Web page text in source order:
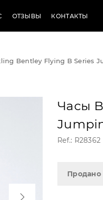
ОТЗЫВЫ КОНТАКТЫ
Bentley Flying B Series
Часы
Ref.: R28362
Продано